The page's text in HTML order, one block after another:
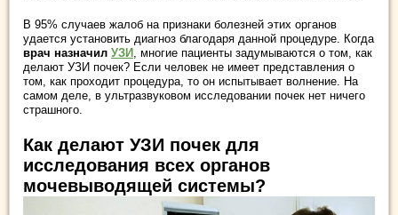
В 95% случаев жалоб на признаки болезней этих органов
удается установить диагноз благодаря данной процедуре. Когда
врач назначил УЗИ , многие пациенты задумываются о том, как
делают УЗИ почек? Если человек не имеет представления о
том, как проходит процедура, то он испытывает волнение. На
самом деле, в ультразвуковом исследовании почек нет ничего
страшного.
Как делают УЗИ почек для
исследования всех органов
мочевыводящей системы?